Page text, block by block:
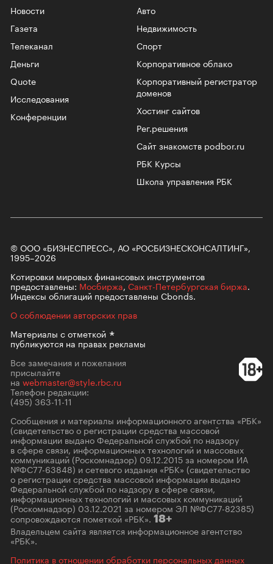
Новости
Газета
Телеканал
Авто
Недвижимость
Спорт
Корпоративное облако
Корпоративный регистратор
доменов
Хостинг сайтов
Рег.решения
Сайт знакомств podbor.ru
РБК Курсы
Школа управления РБК
Деньги
Quote
Исследования
Конференции
© ООО «БИЗНЕСПРЕСС», АО «РОСБИЗНЕСКОНСАЛТИНГ»,
1995–2026
Котировки мировых финансовых инструментов
предоставлены: Мосбиржа, Санкт-Петербургская биржа.
Индексы облигаций предоставлены Cbonds.
О соблюдении авторских прав
Материалы сотметкой
публикуются на правах рекламы
Все замечания и пожелания
присылайте
на webmaster@style.rbc.ru
Телефон редакции:
(495) 363-11-11
Сообщения и материалы информационного агентства «РБК»
(свидетельство о регистрации средства массовой
информации выдано Федеральной службой по надзору
в сфере связи, информационных технологий и массовых
коммуникаций (Роскомнадзор) 09.12.2015 за номером ИА
№ФС77-63848) и сетевого издания «РБК» (свидетельство
о регистрации средства массовой информации выдано
Федеральной службой по надзору в сфере связи,
информационных технологий и массовых коммуникаций
(Роскомнадзор) 03.12.2021 за номером ЭЛ №ФС77-82385)
сопровождаются пометкой «РБК». 18+
Владельцем сайта является информационное агентство
«РБК».
Политика в отношении обработки персональных данных